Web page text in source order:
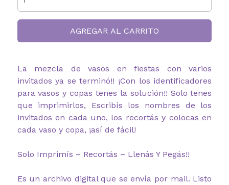
AGREGAR AL CARRITO
La mezcla de vasos en fiestas con varios
invitados ya se terminó!! ¡Con los identificadores
para vasos y copas tenes la solución!! Solo tenes
que imprimirlos, Escribís los nombres de los
invitados en cada uno, los recortás y colocas en
cada vaso y copa, ¡así de fácil!
Solo Imprimís – Recortás – Llenás Y Pegás!!
Es un archivo digital que se envía por mail. Listo